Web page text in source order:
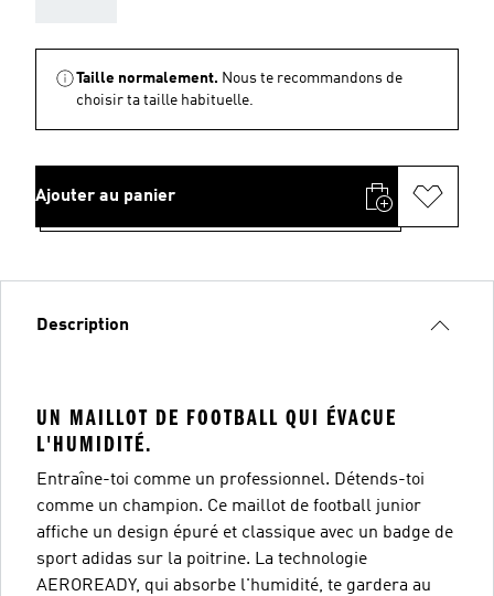
Taille normalement. Nous te recommandons de
choisir ta taille habituelle.
Ajouter au panier
Description
UN MAILLOT DE FOOTBALL QUI ÉVACUE
L'HUMIDITÉ.
Entraîne-toi comme un professionnel. Détends-toi
comme un champion. Ce maillot de football junior
affiche un design épuré et classique avec un badge de
sport adidas sur la poitrine. La technologie
AEROREADY, qui absorbe l'humidité, te gardera au